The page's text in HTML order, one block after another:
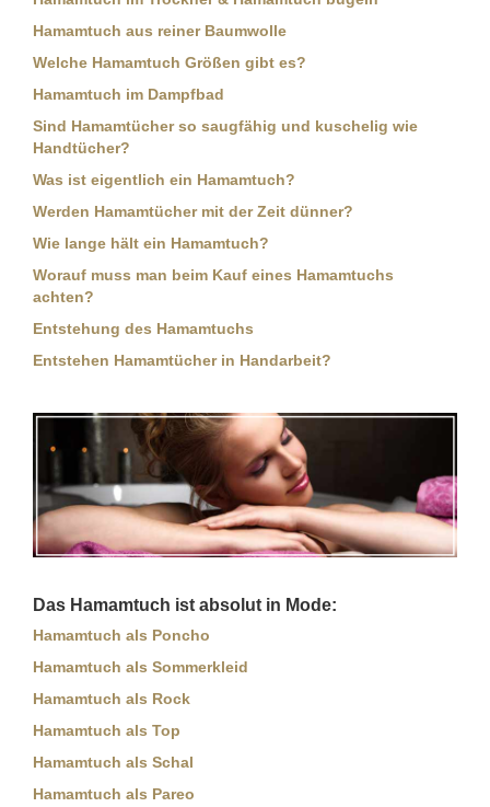
Hamamtuch aus reiner Baumwolle
Welche Hamamtuch Größen gibt es?
Hamamtuch im Dampfbad
Sind Hamamtücher so saugfähig und kuschelig wie
Handtücher?
Was ist eigentlich ein Hamamtuch?
Werden Hamamtücher mit der Zeit dünner?
Wie lange hält ein Hamamtuch?
Worauf muss man beim Kauf eines Hamamtuchs
achten?
Entstehung des Hamamtuchs
Entstehen Hamamtücher in Handarbeit?
Das Hamamtuch ist absolut in Mode:
Hamamtuch als Poncho
Hamamtuch als Sommerkleid
Hamamtuch als Rock
Hamamtuch als Top
Hamamtuch als Schal
Hamamtuch als Pareo